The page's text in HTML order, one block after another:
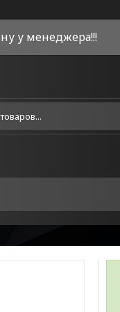
у менеджера!!!